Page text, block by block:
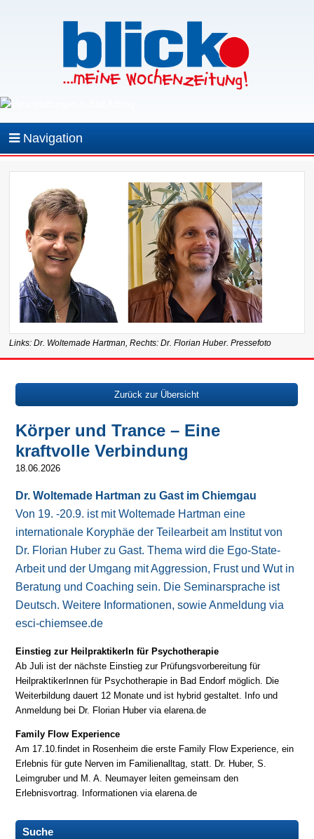
Navigation
Links: Dr. Woltemade Hartman, Rechts: Dr. Florian Huber. Pressefoto
Zurück zur Übersicht
Körper und Trance – Eine
kraftvolle Verbindung
18.06.2026
Dr. Woltemade Hartman zu Gast im Chiemgau
Von 19. -20.9. ist mit Woltemade Hartman eine
internationale Koryphäe der Teilearbeit am Institut von
Dr. Florian Huber zu Gast. Thema wird die Ego-State-
Arbeit und der Umgang mit Aggression, Frust und Wut in
Beratung und Coaching sein. Die Seminarsprache ist
Deutsch. Weitere Informationen, sowie Anmeldung via
esci-chiemsee.de
Einstieg zur HeilpraktikerIn für Psychotherapie
Ab Juli ist der nächste Einstieg zur Prüfungsvorbereitung für
HeilpraktikerInnen für Psychotherapie in Bad Endorf möglich. Die
Weiterbildung dauert 12 Monate und ist hybrid gestaltet. Info und
Anmeldung bei Dr. Florian Huber via elarena.de
Family Flow Experience
Am 17.10.findet in Rosenheim die erste Family Flow Experience, ein
Erlebnis für gute Nerven im Familienalltag, statt. Dr. Huber, S.
Leimgruber und M. A. Neumayer leiten gemeinsam den
Erlebnisvortrag. Informationen via elarena.de
Suche